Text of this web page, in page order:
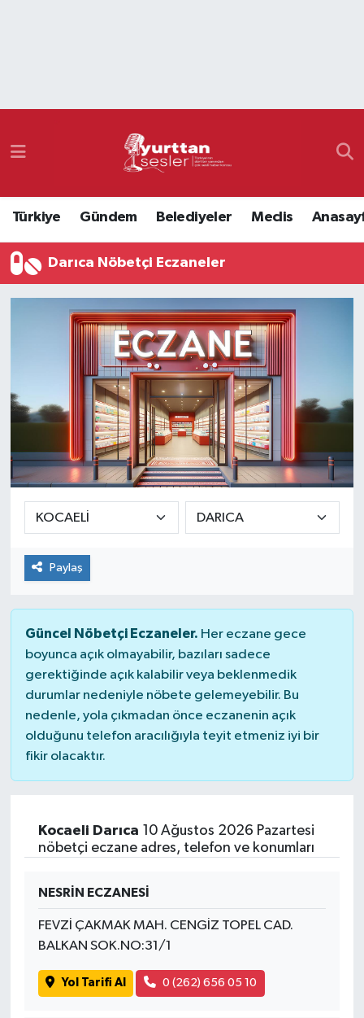
Türkiye Gündem Belediyeler Meclis
Darıca Nöbetçi Eczaneler
Paylaş
Güncel Nöbetçi Eczaneler. Her eczane gece
boyunca açık olmayabilir, bazıları sadece
gerektiğinde açık kalabilir veya beklenmedik
durumlar nedeniyle nöbete gelemeyebilir. Bu
nedenle, yola çıkmadan önce eczanenin açık
olduğunu telefon aracılığıyla teyit etmeniz iyi bir
fikir olacaktır.
Kocaeli Darıca 10 Ağustos 2026 Pazartesi
nöbetçi eczane adres, telefon ve konumları
NESRİN ECZANESİ
FEVZİ ÇAKMAK MAH. CENGİZ TOPEL CAD.
BALKAN SOK.NO:31/1
Yol Tarifi Al 0 (262) 656 05 10
Namaz Vakitleri
Süper Lig Puan Durumu ve Fikstür
Tüm Manşetler
Son Dakika Haberleri
Haber Arşivi